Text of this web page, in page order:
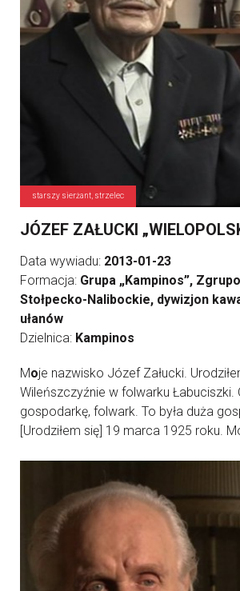
starszy sierżant, strzelec
JÓZEF ZAŁUCKI
Data wywiadu: 2013-01-23
Formacja: Grupa „Kampinos”,
Stołpecko-Nalibockie, dywizjon
ułanów
Dzielnica: Kampinos
Moje nazwisko Józef Załucki.
Wileńszczyźnie w folwarku Łabuciszki.
gospodarkę, folwark. To była duża
[Urodziłem się] 19 marca 1925 roku.